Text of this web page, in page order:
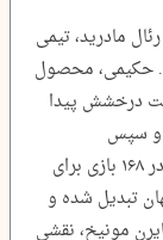
مادرید، تیمی
حکیمی، محصول
درخشش پیدا
و سپس
پاری‌سن‌ژرمن پیوست. او با ۲۳ گل و ۳۵ پاس گل در ۱۶۸ بازی برای
تبدیل شده و
مونیخ، نقشی